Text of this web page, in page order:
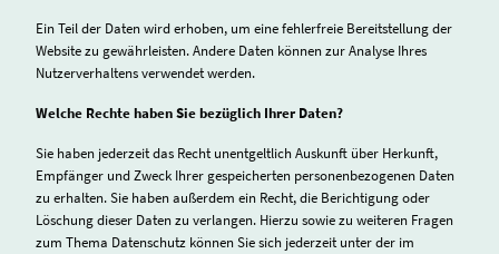
Ein Teil der Daten wird erhoben, um eine fehlerfreie Bereitstellung der
Website zu gewährleisten. Andere Daten können zur Analyse Ihres
Nutzerverhaltens verwendet werden.
Welche Rechte haben Sie bezüglich Ihrer Daten?
Sie haben jederzeit das Recht unentgeltlich Auskunft über Herkunft,
Empfänger und Zweck Ihrer gespeicherten personenbezogenen Daten
zu erhalten. Sie haben außerdem ein Recht, die Berichtigung oder
Löschung dieser Daten zu verlangen. Hierzu sowie zu weiteren Fragen
zum Thema Datenschutz können Sie sich jederzeit unter der im